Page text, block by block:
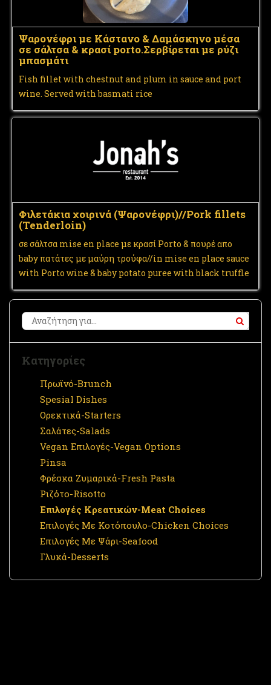
Ψαρονέφρι με Κάστανο & Δαμάσκηνο μέσα
σε σάλτσα & κρασί portο.Σερβίρεται με ρύζι
μπασμάτι
Fish fillet with chestnut and plum in sauce and port
wine. Served with basmati rice
Φιλετάκια χοιρινά (Ψαρονέφρι)//Pork fillets
(Tenderloin)
σε σάλτσα mise en place με κρασί Porto & πουρέ απο
baby πατάτες με μαύρη τρούφα//in mise en place sauce
with Porto wine & baby potato puree with black truffle
Κατηγορίες
Πρωϊνό-Brunch
Spesial Dishes
Ορεκτικά-Starters
Σαλάτες-Salads
Vegan Επιλογές-Vegan Options
Pinsa
Φρέσκα Ζυμαρικά-Fresh Pasta
Ριζότο-Risotto
Επιλογές Κρεατικών-Meat Choices
Επιλογές Με Κοτόπουλο-Chicken Choices
Επιλογές Με Ψάρι-Seafood
Γλυκά-Desserts